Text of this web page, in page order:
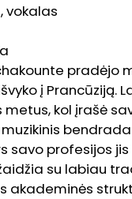
vokalas
pradėjo
į Prancūziją.
kol įrašė
muzikinis
savo profesijos
su labiau
akademinės